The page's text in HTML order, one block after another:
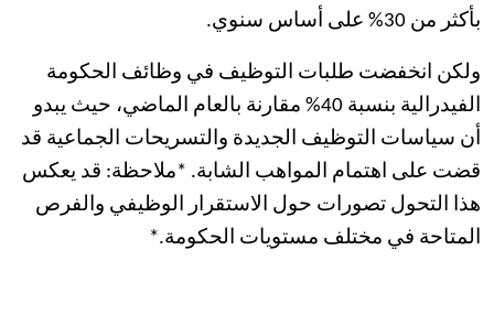
بأكثر من 30% على أساس سنوي.
ولكن انخفضت طلبات التوظيف في وظائف الحكومة
الفيدرالية بنسبة 40% مقارنة بالعام الماضي، حيث يبدو
أن سياسات التوظيف الجديدة والتسريحات الجماعية قد
قضت على اهتمام المواهب الشابة. *ملاحظة: قد يعكس
هذا التحول تصورات حول الاستقرار الوظيفي والفرص
المتاحة في مختلف مستويات الحكومة.*